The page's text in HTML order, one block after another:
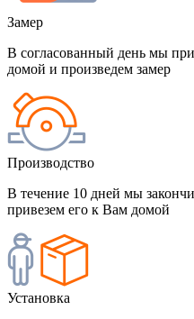
Замер
В согласованный день мы
домой и произведем замер
Производство
В течение 10 дней мы
привезем его к Вам домой
Установка